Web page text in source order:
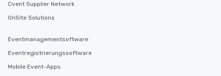
Cvent Supplier Network
OnSite Solutions
Eventmanagementsoftware
Eventregistrierungssoftware
Mobile Event-Apps